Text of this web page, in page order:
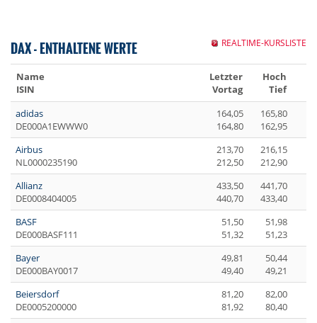
DAX - ENTHALTENE WERTE REALTIME-KURSLISTE
Name
ISIN
Letzter
Vortag
Hoch
Tief
adidas
DE000A1EWWW0
164,05
164,80
165,80
162,95
Airbus
NL0000235190
213,70
212,50
216,15
212,90
Allianz
DE0008404005
433,50
440,70
441,70
433,40
BASF
DE000BASF111
51,50
51,32
51,98
51,23
Bayer
DE000BAY0017
49,81
49,40
50,44
49,21
Beiersdorf
DE0005200000
81,20
81,92
82,00
80,40